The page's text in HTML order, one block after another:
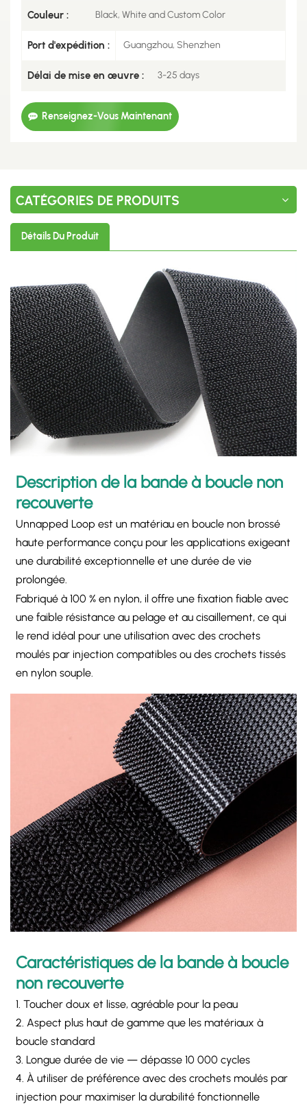
Couleur : Black, White and Custom Color
Port d'expédition : Guangzhou, Shenzhen
Délai de mise en œuvre : 3-25 days
Renseignez-Vous Maintenant
CATÉGORIES DE PRODUITS
Détails Du Produit
Description de la bande à boucle non
recouverte
Unnapped Loop est un matériau en boucle non brossé
haute performance conçu pour les applications exigeant
une durabilité exceptionnelle et une durée de vie
prolongée.
Fabriqué à 100 % en nylon, il offre une fixation fiable avec
une faible résistance au pelage et au cisaillement, ce qui
le rend idéal pour une utilisation avec des crochets
moulés par injection compatibles ou des crochets tissés
en nylon souple.
Caractéristiques de la bande à boucle
non recouverte
1. Toucher doux et lisse, agréable pour la peau
2. Aspect plus haut de gamme que les matériaux à
boucle standard
3. Longue durée de vie — dépasse 10 000 cycles
4. À utiliser de préférence avec des crochets moulés par
injection pour maximiser la durabilité fonctionnelle